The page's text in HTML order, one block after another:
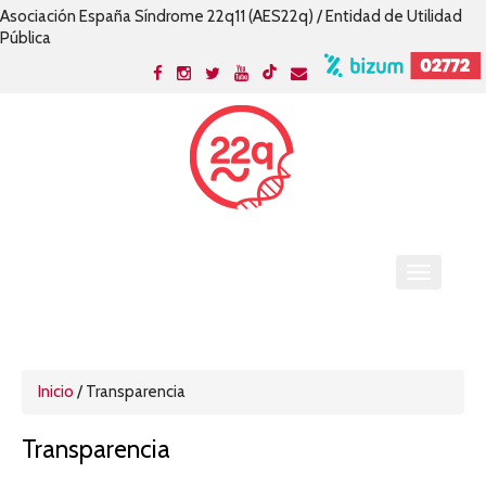
Asociación España Síndrome 22q11 (AES22q) / Entidad de Utilidad
Pública
Inicio /Transparencia
Transparencia